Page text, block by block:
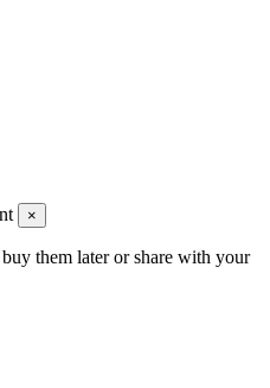
×
them later or share with your